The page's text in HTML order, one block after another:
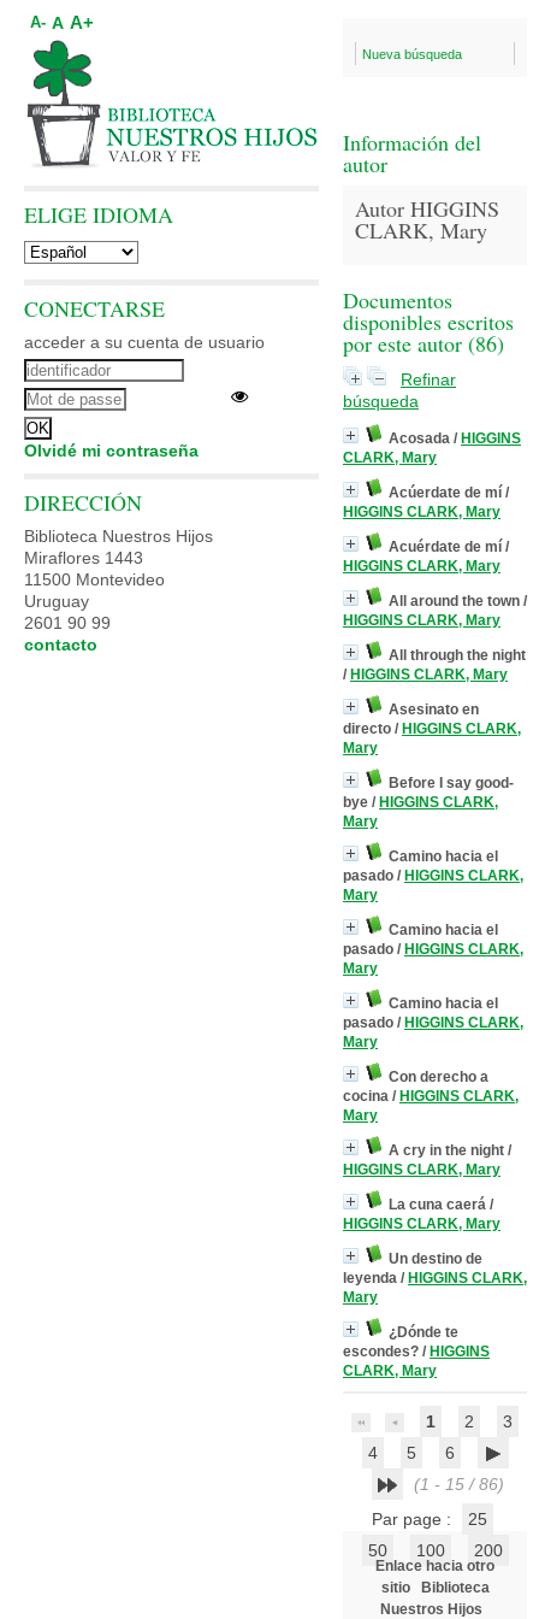
Nueva búsqueda
Información del
autor
Autor HIGGINS
CLARK, Mary
Documentos
disponibles escritos
por este autor (86)
Refinar
búsqueda
Acosada / HIGGINS
CLARK, Mary
Acúerdate de mí /
HIGGINS CLARK, Mary
Acuérdate de mí /
HIGGINS CLARK, Mary
All around the town /
HIGGINS CLARK, Mary
All through the night
/ HIGGINS CLARK, Mary
Asesinato en
directo / HIGGINS CLARK,
Mary
Before I say good-
bye / HIGGINS CLARK,
Mary
Camino hacia el
pasado / HIGGINS CLARK,
Mary
Camino hacia el
pasado / HIGGINS CLARK,
Mary
Camino hacia el
pasado / HIGGINS CLARK,
Mary
Con derecho a
cocina / HIGGINS CLARK,
Mary
A cry in the night /
HIGGINS CLARK, Mary
La cuna caerá /
HIGGINS CLARK, Mary
Un destino de
leyenda / HIGGINS CLARK,
Mary
¿Dónde te
escondes? / HIGGINS
CLARK, Mary
1 2
3
4
5
6
(1 - 15 / 86)
Par page :
25
50
100 200
Enlace hacia otro
sitio
Biblioteca
Nuestros Hijos
A- A A+
ELIGE IDIOMA
CONECTARSE
acceder a su cuenta de usuario
Olvidé mi contraseña
DIRECCIÓN
Biblioteca Nuestros Hijos
Miraflores 1443
11500 Montevideo
Uruguay
2601 90 99
contacto